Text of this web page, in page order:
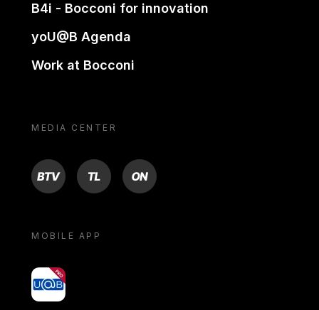
B4i - Bocconi for innovation
yoU@B Agenda
Work at Bocconi
MEDIA CENTER
BTV TL ON
MOBILE APP
yoU@B